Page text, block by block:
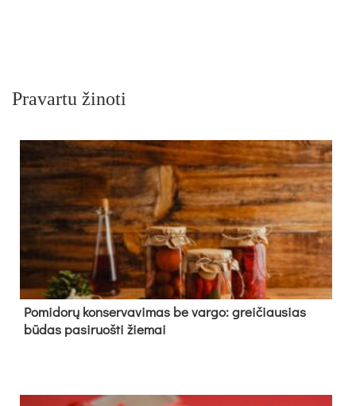
Pravartu žinoti
Pomidorų konservavimas be vargo: greičiausias
būdas pasiruošti žiemai